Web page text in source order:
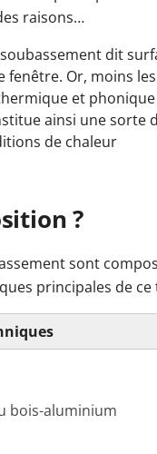
raisons…
dit
fenêtre. Or, moins
et
ainsi une sorte
de chaleur
?
sont
principales de
bois-aluminium